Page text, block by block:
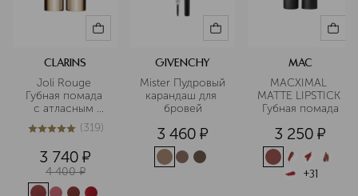
CLARINS
Joli Rouge
Губная помада
с атласным
эффектом
4.9из5319 (319)
3 740 ¤
4 400 ¤
GIVENCHY
Mister Пудровый
карандаш для
бровей
3 460 ¤
MAC
MACXIMAL
MATTE LIPSTICK
Губная помада
3 250 ¤
+31